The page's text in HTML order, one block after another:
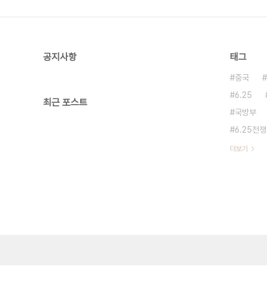
공지사항
최근 포스트
태그
중국
6.25
국방부
6.25전쟁
더보기